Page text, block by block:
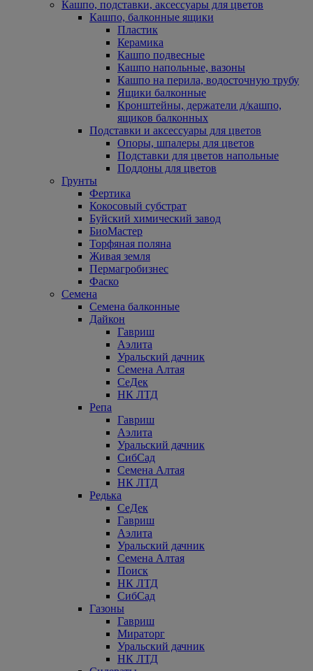
Кашпо, подставки, аксессуары для цветов
Кашпо, балконные ящики
Пластик
Керамика
Кашпо подвесные
Кашпо напольные, вазоны
Кашпо на перила, водосточную трубу
Ящики балконные
Кронштейны, держатели д/кашпо,
ящиков балконных
Подставки и аксессуары для цветов
Опоры, шпалеры для цветов
Подставки для цветов напольные
Поддоны для цветов
Грунты
Фертика
Кокосовый субстрат
Буйский химический завод
БиоМастер
Торфяная поляна
Живая земля
Пермагробизнес
Фаско
Семена
Семена балконные
Дайкон
Гавриш
Аэлита
Уральский дачник
Семена Алтая
СеДек
НК ЛТД
Репа
Гавриш
Аэлита
Уральский дачник
СибСад
Семена Алтая
НК ЛТД
Редька
СеДек
Гавриш
Аэлита
Уральский дачник
Семена Алтая
Поиск
НК ЛТД
СибСад
Газоны
Гавриш
Мираторг
Уральский дачник
НК ЛТД